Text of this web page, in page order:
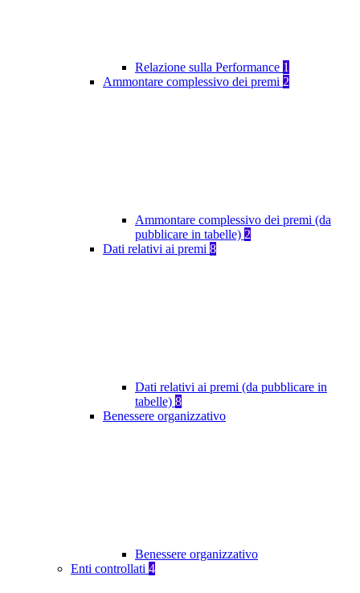
Relazione sulla Performance 1
Ammontare complessivo dei premi 2
Ammontare complessivo dei premi (da
pubblicare in tabelle) 2
Dati relativi ai premi 8
Dati relativi ai premi (da pubblicare in
tabelle) 8
Benessere organizzativo
Benessere organizzativo
Enti controllati 4